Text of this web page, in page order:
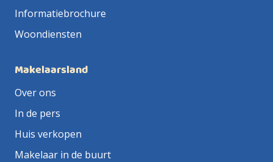
Informatiebrochure
Woondiensten
Makelaarsland
Over ons
In de pers
Huis verkopen
Makelaar in de buurt